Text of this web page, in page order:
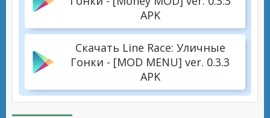
APK
Скачать Line Race: Уличные
Гонки - [MOD MENU] ver. 0.3.3
APK